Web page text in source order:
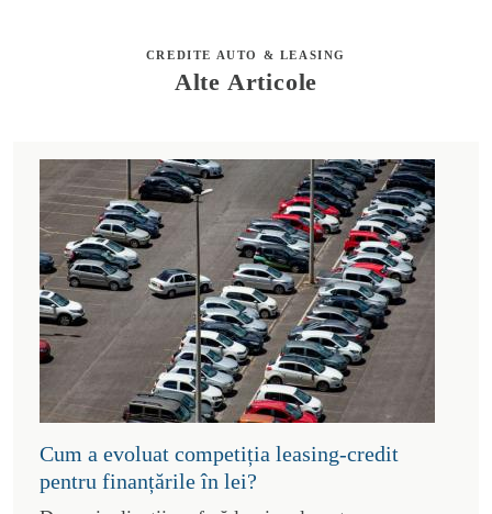
CREDITE AUTO & LEASING
Alte Articole
Cum a evoluat competiția leasing-credit
pentru finanțările în lei?